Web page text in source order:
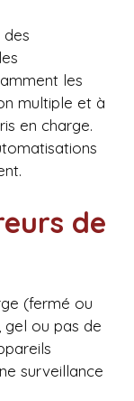
des
les
multiple et à
en charge.
de
(fermé ou
ou pas de
surveillance